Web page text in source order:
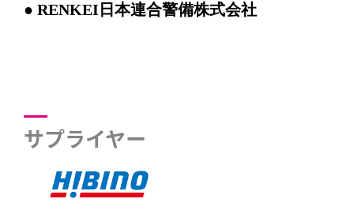
● RENKEI日本連合警備株式会社
サプライヤー